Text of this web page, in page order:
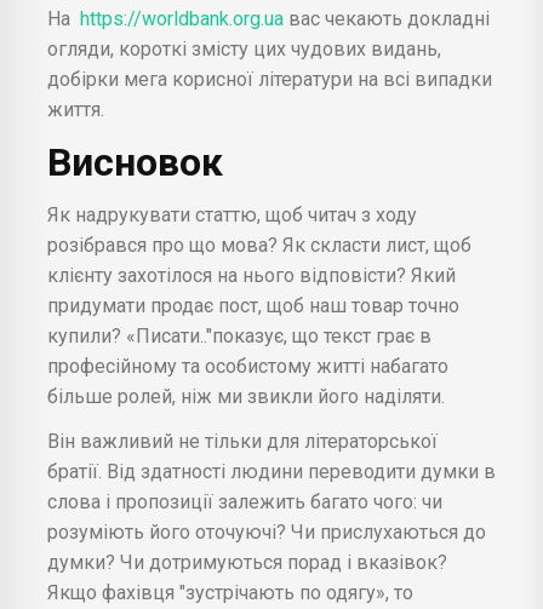
На https://worldbank.org.ua вас чекають докладні
огляди, короткі змісту цих чудових видань,
добірки мега корисної літератури на всі випадки
життя.
Висновок
Як надрукувати статтю, щоб читач з ходу
розібрався про що мова? Як скласти лист, щоб
клієнту захотілося на нього відповісти? Який
придумати продає пост, щоб наш товар точно
купили? «Писати.."показує, що текст грає в
професійному та особистому житті набагато
більше ролей, ніж ми звикли його наділяти.
Він важливий не тільки для літераторської
братії. Від здатності людини переводити думки в
слова і пропозиції залежить багато чого: чи
розуміють його оточуючі? Чи прислухаються до
думки? Чи дотримуються порад і вказівок?
Якщо фахівця "зустрічають по одягу», то